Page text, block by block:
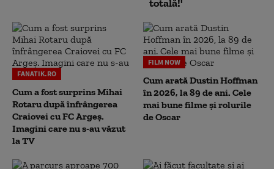
totală!'
FANATIK.RO
Cum a fost surprins Mihai
Rotaru după înfrângerea
Craiovei cu FC Argeș.
Imagini care nu s-au văzut
la TV
FILM NOW
Cum arată Dustin Hoffman
în 2026, la 89 de ani. Cele
mai bune filme și rolurile
de Oscar